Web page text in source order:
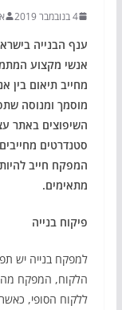
4 בנובמבר 2019
ענף הבנייה
אנשי מקצוע
מחייב תיאום בין
מוסמך ומנוסה
השיפוצים באתר
סטנדרטים
המפקח חייב
מתאימים.
פיקוח בנייה
למפקח בנייה יש
הלקוח, המפקח
ללקוח הסופי,